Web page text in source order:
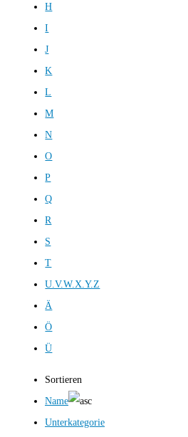
H
I
J
K
L
M
N
O
P
Q
R
S
T
U.V.W.X.Y.Z
Ä
Ö
Ü
Sortieren
Name
Unterkategorie